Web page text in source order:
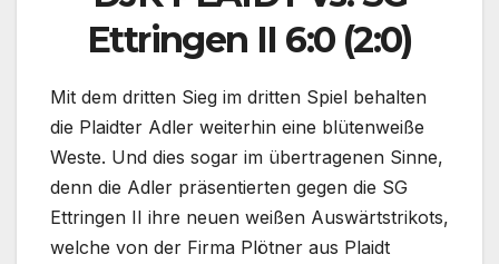
Ettringen II 6:0 (2:0)
Mit dem dritten Sieg im dritten Spiel behalten
die Plaidter Adler weiterhin eine blütenweiße
Weste. Und dies sogar im übertragenen Sinne,
denn die Adler präsentierten gegen die SG
Ettringen II ihre neuen weißen Auswärtstrikots,
welche von der Firma Plötner aus Plaidt